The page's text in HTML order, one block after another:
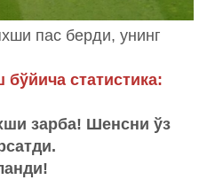
пас берди, унинг
бўйича статистика:
зарба! Шенсни ўз